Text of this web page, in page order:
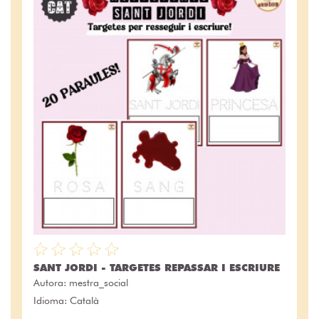
SANT JORDI - TARGETES REPASSAR I ESCRIURE
Autora: mestra_social
Idioma: Català